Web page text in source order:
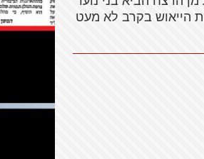
הייאוש בקרב לא מעט